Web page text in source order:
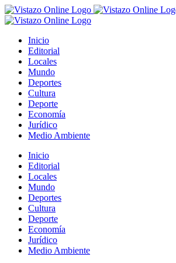
Saltar
al
Inicio
Editorial
Locales
Mundo
Deportes
Cultura
Deporte
Economía
Jurídico
Medio Ambiente
Inicio
Editorial
Locales
Mundo
Deportes
Cultura
Deporte
Economía
Jurídico
Medio Ambiente